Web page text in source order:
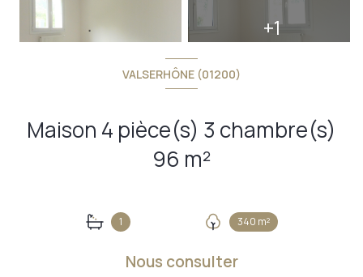
+1
VALSERHÔNE (01200)
Maison 4 pièce(s) 3 chambre(s)
96 m²
1 340 m²
Nous consulter